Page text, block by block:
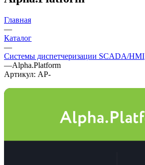
Главная
—
Каталог
—
Системы диспетчеризации SCADA/HMI
—Alpha.Platform
Артикул: AP-